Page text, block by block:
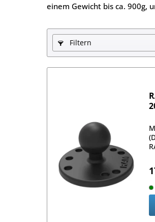
einem Gewicht bis ca. 900g,
Filtern